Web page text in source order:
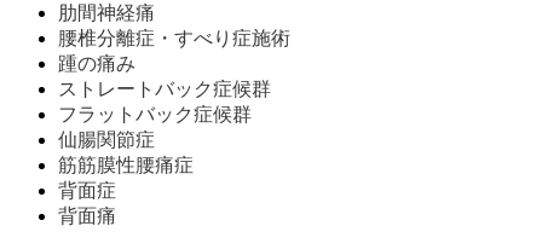
肋間神経痛
腰椎分離症・すべり症施術
踵の痛み
ストレートバック症候群
フラットバック症候群
仙腸関節症
筋筋膜性腰痛症
背面症
背面痛